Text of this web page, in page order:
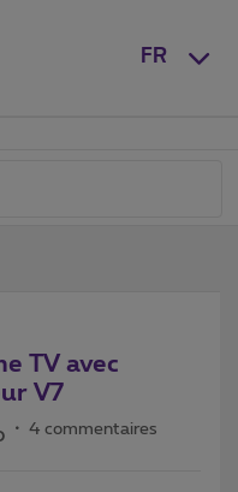
FR
TV avec
V7
4 commentaires